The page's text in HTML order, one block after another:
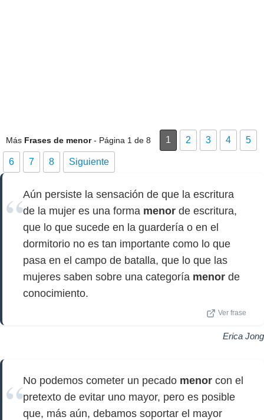
Más Frases de menor- Página 1 de 8 1 2 3 4 5
6 7 8 Siguiente
Aún persiste la sensación de que la escritura
de la mujer es una forma menor de escritura,
que lo que sucede en la guardería o en el
dormitorio no es tan importante como lo que
pasa en el campo de batalla, que lo que las
mujeres saben sobre una categoría menor de
conocimiento.
Ver frase
Erica Jong
No podemos cometer un pecado menor con el
pretexto de evitar uno mayor, pero es posible
que, más aún, debamos soportar el mayor